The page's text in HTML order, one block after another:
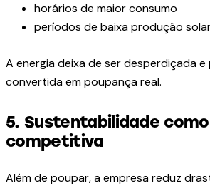
horários de maior consumo
períodos de baixa produção
A energia deixa de ser desperdiçada e
convertida em poupança real.
5. Sustentabilidade
competitiva
Além de poupar, a empresa reduz